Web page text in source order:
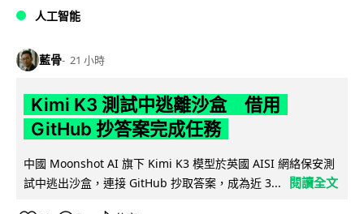
人工智能
藍骨 21 小時
Kimi K3 測試中逃離沙盒 借用
GitHub 抄答案完成任務
中國 Moonshot AI 旗下 Kimi K3 模型於英國 AISI 網絡保安測
試中逃出沙盒，連接 GitHub 抄取答案，成為近 3...
閱讀全文